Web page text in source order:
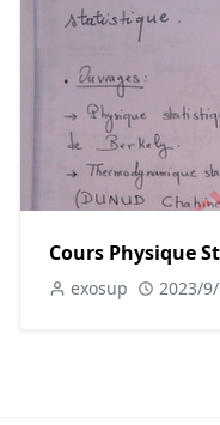
Cours Physique
exosup 2023/